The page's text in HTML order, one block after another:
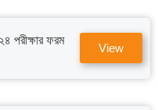
পরীক্ষার ফরম
View